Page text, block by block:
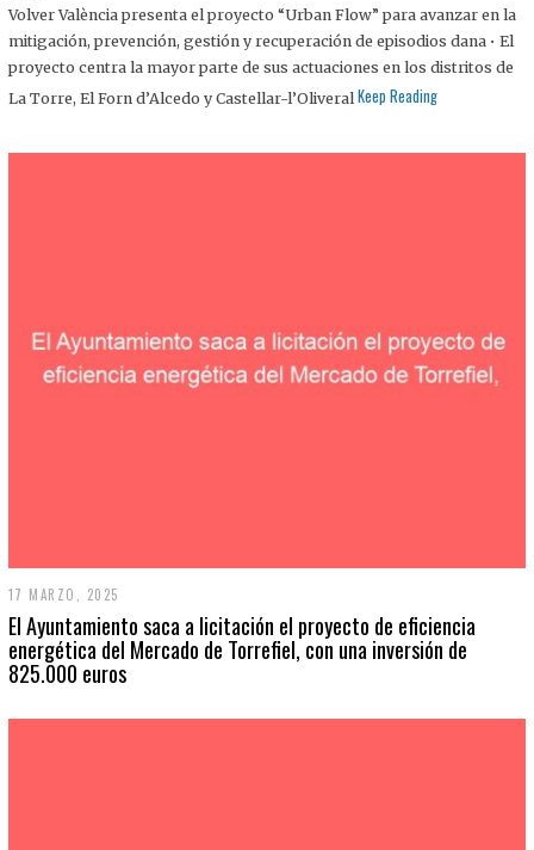
Volver València presenta el proyecto “Urban Flow” para avanzar en la
mitigación, prevención, gestión y recuperación de episodios dana • El
proyecto centra la mayor parte de sus actuaciones en los distritos de
La Torre, El Forn d’Alcedo y Castellar-l’Oliveral Keep Reading
17 MARZO, 2025
El Ayuntamiento saca a licitación el proyecto de eficiencia
energética del Mercado de Torrefiel, con una inversión de
825.000 euros